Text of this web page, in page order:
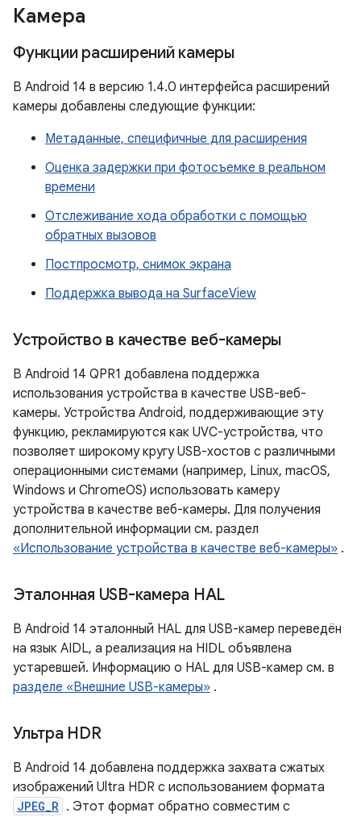
Камера
Функции расширений камеры
В Android 14 в версию 1.4.0 интерфейса расширений
камеры добавлены следующие функции:
Метаданные, специфичные для расширения
Оценка задержки при фотосъемке в реальном
времени
Отслеживание хода обработки с помощью
обратных вызовов
Постпросмотр, снимок экрана
Поддержка вывода на SurfaceView
Устройство в качестве веб-камеры
В Android 14 QPR1 добавлена ​​поддержка
использования устройства в качестве USB-веб-
камеры. Устройства Android, поддерживающие эту
функцию, рекламируются как UVC-устройства, что
позволяет широкому кругу USB-хостов с различными
операционными системами (например, Linux, macOS,
Windows и ChromeOS) использовать камеру
устройства в качестве веб-камеры. Для получения
дополнительной информации см. раздел
«Использование устройства в качестве веб-камеры» .
Эталонная USB-камера HAL
В Android 14 эталонный HAL для USB-камер переведён
на язык AIDL, а реализация на HIDL объявлена ​​
устаревшей. Информацию о HAL для USB-камер см. в
разделе «Внешние USB-камеры» .
Ультра HDR
В Android 14 добавлена ​​поддержка захвата сжатых
изображений Ultra HDR с использованием формата
JPEG_R . Этот формат обратно совместим с